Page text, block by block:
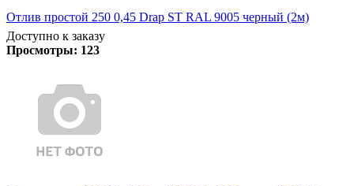
Отлив простой 250 0,45 Drap ST RAL 9005 черный (2м)
Доступно к заказу
Просмотры: 123